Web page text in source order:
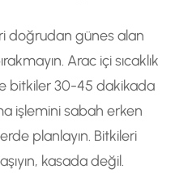
doğrudan günes alan
Arac içi sıcaklık
bitkiler 30-45 dakikada
işlemini sabah erken
planlayın. Bitkileri
kasada değil.